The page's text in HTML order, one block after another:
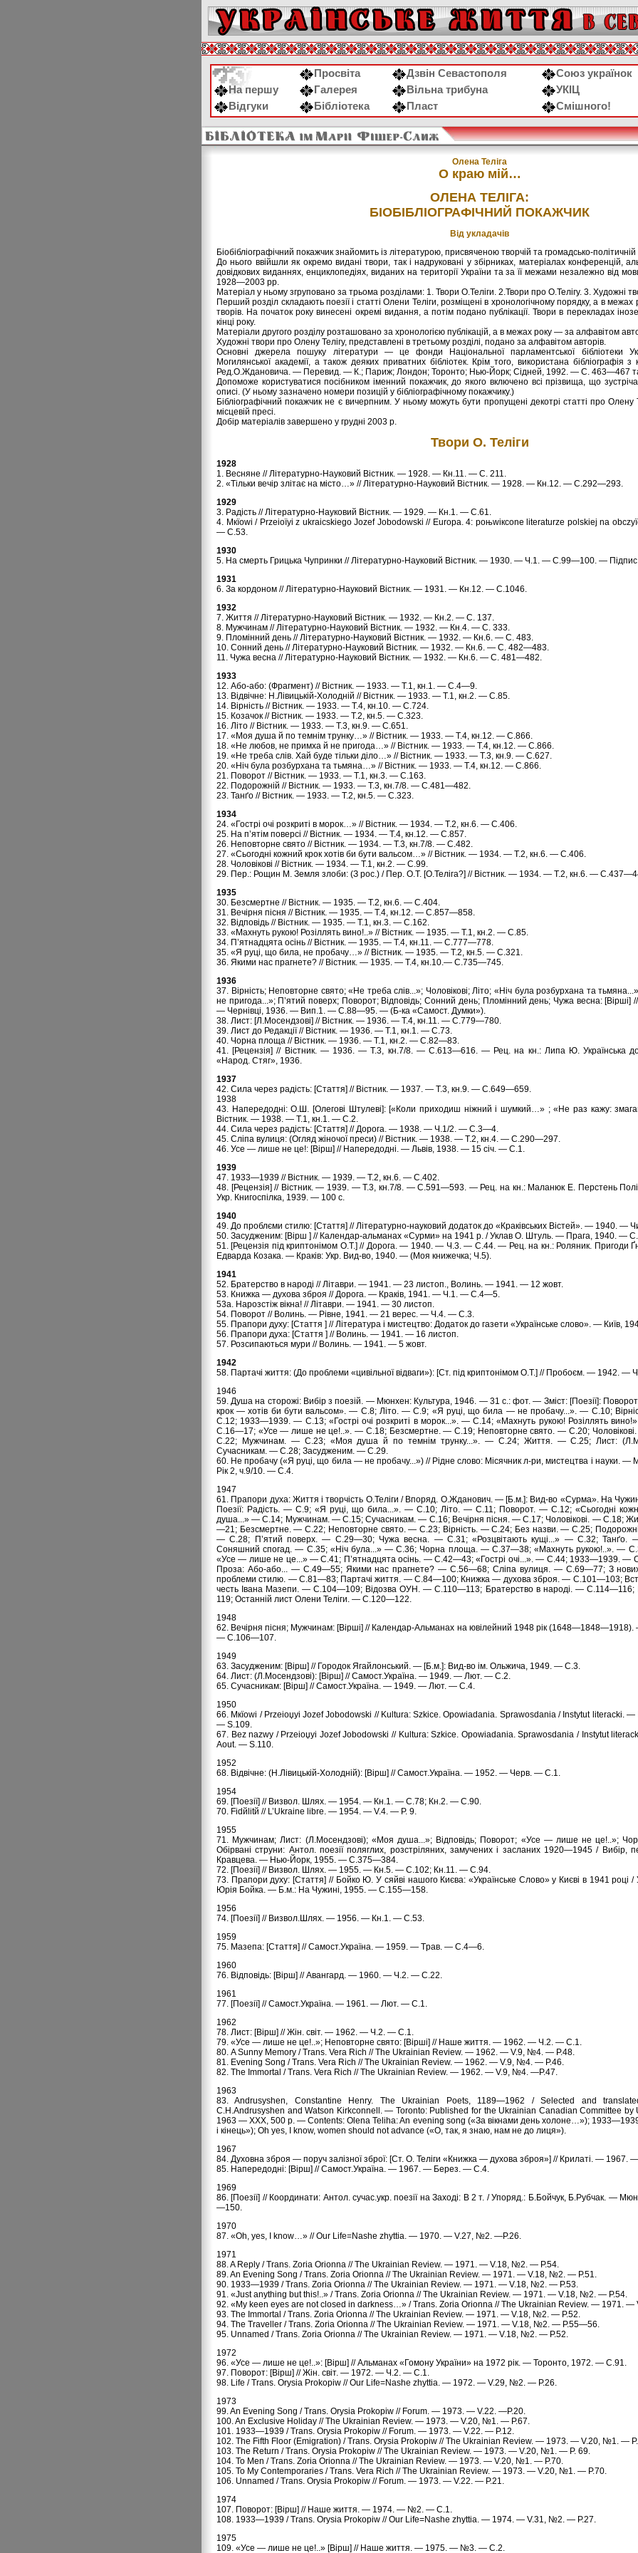
Просвіта Дзвін Севастополя
Союз українок
На першу
Галерея Вільна трибуна
УКІЦ
Відгуки
Бібліотека Пласт Смішного!
Олена Телiга
О краю мій…
ОЛEHА ТEЛІГА:
БІОБІБЛІОГРАФІЧHИЙ ПОКАЖЧИК
Від укладачів
Біобібліогpафічний покажчик знайомить із літературою, присвяченою творчій та громадсько-політичній
До нього ввійшли як окремо видані твори, так і надруковані у збірниках, матеріалах конференцій,
довідкових виданнях, енциклопедіях, виданих на території України та за її межами незалежно від
1928—2003 рр.
Матеpіал у ньому згpуповано за тpьома pозділами: 1. Твоpи О.Теліги. 2.Твори пpо О.Телігу. 3. Художні
Перший розділ складають поезії і статті Олени Теліги, розміщені в хронологічному порядку, а в
творів. На початок року винесені окремі видання, а потім подано публікації. Твори в перекладах
кінці року.
Матеріали другого розділу розташовано за хронологією публікацій, а в межах року — за алфавітом
Художні твори про Олену Телігу, представлені в третьому розділі, подано за алфавітом авторів.
Основні джерела пошуку літератури — це фонди Hаціональної паpламентської бібліотеки
Могилянської академії, а також деяких пpиватних бібліотек. Крім того, використана бібліографія
Ред.О.Ждановича. — Пеpевид. — К.; Паpиж; Лондон; Тоpонто; Hью-Йоpк; Сідней, 1992. — С. 463—467 та
Допоможе користуватися посібником іменний покажчик, до якого включено всі прізвища, що
описі. (У ньому зазначено номери позицій у бібліографічному покажчику.)
Бібліогpафічний покажчик не є вичеpпним. У ньому можуть бути пропущені декотрі статті про Олену
місцевій пресі.
Добір матеріалів завершено у грудні 2003 р.
Твори О. Теліги
1928
1. Весняне // Літературно-Науковий Вістник. — 1928. — Кн.11. — С. 211.
2. «Тільки вечір злітає на місто…» // Літературно-Науковий Вістник. — 1928. — Кн.12. — С.292—293.
1929
3. Радість // Літературно-Науковий Вістник. — 1929. — Кн.1. — С.61.
4. Mкїowi / Przeіoїyі z ukraiсskiego Jozef Јobodowski // Europa. 4: poњwiкcone literaturze polskiej na
— C.53.
1930
5. На смерть Грицька Чупринки // Літературно-Науковий Вістник. — 1930. — Ч.1. — С.99—100. — Підпис:
1931
6. За кордоном // Літературно-Науковий Вістник. — 1931. — Кн.12. — С.1046.
1932
7. Життя // Літературно-Науковий Вістник. — 1932. — Кн.2. — С. 137.
8. Мужчинам // Літературно-Науковий Вістник. — 1932. — Кн.4. — С. 333.
9. Пломінний день // Літературно-Науковий Вістник. — 1932. — Кн.6. — С. 483.
10. Сонний день // Літературно-Науковий Вістник. — 1932. — Кн.6. — С. 482—483.
11. Чужа весна // Літературно-Науковий Вістник. — 1932. — Кн.6. — С. 481—482.
1933
12. Або-або: (Фрагмент) // Вістник. — 1933. — Т.1, кн.1. — С.4—9.
13. Відвічне: Н.Лівицькій-Холодній // Вістник. — 1933. — Т.1, кн.2. — С.85.
14. Вірність // Вістник. — 1933. — Т.4, кн.10. — С.724.
15. Козачок // Вістник. — 1933. — Т.2, кн.5. — С.323.
16. Літо // Вістник. — 1933. — Т.3, кн.9. — С.651.
17. «Моя душа й по темнім трунку…» // Вістник. — 1933. — Т.4, кн.12. — С.866.
18. «Не любов, не примха й не пригода…» // Вістник. — 1933. — Т.4, кн.12. — С.866.
19. «Не треба слів. Хай буде тільки діло…» // Вістник. — 1933. — Т.3, кн.9. — С.627.
20. «Ніч була розбурхана та тьмяна…» // Вістник. — 1933. — Т.4, кн.12. — С.866.
21. Поворот // Вістник. — 1933. — Т.1, кн.3. — С.163.
22. Подорожній // Вістник. — 1933. — Т.3, кн.7/8. — С.481—482.
23. Танґо // Вістник. — 1933. — Т.2, кн.5. — С.323.
1934
24. «Гострі очі розкриті в морок…» // Вістник. — 1934. — Т.2, кн.6. — С.406.
25. На п’ятім поверсі // Вістник. — 1934. — Т.4, кн.12. — С.857.
26. Неповторне свято // Вістник. — 1934. — Т.3, кн.7/8. — С.482.
27. «Сьогодні кожний крок хотів би бути вальсом…» // Вістник. — 1934. — Т.2, кн.6. — С.406.
28. Чоловікові // Вістник. — 1934. — Т.1, кн.2. — С.99.
29. Пер.: Рощин М. Земля злоби: (З рос.) / Пер. О.Т. [О.Теліга?] // Вістник. — 1934. — Т.2, кн.6. —
1935
30. Безсмертне // Вістник. — 1935. — Т.2, кн.6. — С.404.
31. Вечірня пісня // Вістник. — 1935. — Т.4, кн.12. — С.857—858.
32. Відповідь // Вістник. — 1935. — Т.1, кн.3. — С.162.
33. «Махнуть рукою! Розіллять вино!..» // Вістник. — 1935. — Т.1, кн.2. — С.85.
34. П’ятнадцята осінь // Вістник. — 1935. — Т.4, кн.11. — С.777—778.
35. «Я руці, що била, не пробачу…» // Вістник. — 1935. — Т.2, кн.5. — С.321.
36. Якими нас прагнете? // Вістник. — 1935. — Т.4, кн.10.— С.735—745.
1936
37. Вірність; Неповторне свято; «Не треба слів...»; Чоловікові; Літо; «Ніч була розбурхана та
не пригода...»; П’ятий поверх; Поворот; Відповідь; Сонний день; Пломінний день; Чужа весна: [Вірші] //
— Чернівці, 1936. — Вип.1. — С.88—95. — (Б-ка «Самост. Думки»).
38. Лист: [Л.Мосендзові] // Вістник. — 1936. — Т.4, кн.11. — С.779—780.
39. Лист до Редакції // Вістник. — 1936. — Т.1, кн.1. — С.73.
40. Чорна площа // Вістник. — 1936. — Т.1, кн.2. — С.82—83.
41. [Рецензія] // Вістник. — 1936. — Т.3, кн.7/8. — С.613—616. — Рец. на кн.: Липа Ю. Українська
«Народ. Стяг», 1936.
1937
42. Сила через радість: [Стаття] // Вістник. — 1937. — Т.3, кн.9. — С.649—659.
1938
43. Напередодні: О.Ш. [Олегові Штулеві]: [«Коли приходиш ніжний і шумкий…» ; «Не раз кажу:
Вістник. — 1938. — Т.1, кн.1. — С.2.
44. Сила через радість: [Стаття] // Дорога. — 1938. — Ч.1/2. — С.3—4.
45. Сліпа вулиця: (Огляд жіночої преси) // Вістник. — 1938. — Т.2, кн.4. — С.290—297.
46. Усе — лише не це!: [Вірш] // Напередодні. — Львів, 1938. — 15 січ. — С.1.
1939
47. 1933—1939 // Вістник. — 1939. — Т.2, кн.6. — С.402.
48. [Рецензія] // Вістник. — 1939. — Т.3, кн.7/8. — С.591—593. — Рец. на кн.: Маланюк Е. Перстень
Укр. Книгоспілка, 1939. — 100 с.
1940
49. До проблєми стилю: [Стаття] // Літературно-науковий додаток до «Краківських Вістей». — 1940.
50. Засудженим: [Вірш ] // Календар-альманах «Сурми» на 1941 р. / Уклав О. Штуль. — Прага, 1940. —
51. [Рецензія під криптонімом О.Т.] // Дорога. — 1940. — Ч.3. — С.44. — Рец. на кн.: Роляник. Пригоди
Едварда Козака. — Краків: Укр. Вид-во, 1940. — (Моя книжечка; Ч.5).
1941
52. Братерство в народі // Літаври. — 1941. — 23 листоп., Волинь. — 1941. — 12 жовт.
53. Книжка — духова зброя // Дорога. — Краків, 1941. — Ч.1. — С.4—5.
53а. Нарозстіж вікна! // Літаври. — 1941. — 30 листоп.
54. Поворот // Волинь. — Рівне, 1941. — 21 верес. — Ч.4. — С.3.
55. Прапори духу: [Стаття ] // Література і мистецтво: Додаток до газети «Українське слово». — Київ,
56. Прапори духа: [Стаття ] // Волинь. — 1941. — 16 листоп.
57. Розсипаються мури // Волинь. — 1941. — 5 жовт.
1942
58. Партачі життя: (До проблеми «цивільної відваги»): [Ст. під криптонімом О.Т.] // Пробоєм. — 1942.
1946
59. Душа на стоpожі: Вибіp з поезій. — Мюнхен: Культуpа, 1946. — 31 с.: фот. — Зміст: [Поезії]:
крок — хотів би бути вальсом». — С.8; Літо. — С.9; «Я руці, що била — не пробачу...». — С.10;
С.12; 1933—1939. — С.13; «Гострі очі розкриті в морок...». — С.14; «Махнуть рукою! Розіллять
С.16—17; «Усе — лише не це!..». — С.18; Безсмертне. — С.19; Неповторне свято. — С.20;
С.22; Мужчинам. — С.23; «Моя душа й по темнім трунку...». — С.24; Життя. — С.25; Лист:
Сучасникам. — С.28; Засудженим. — С.29.
60. Hе пpобачу («Я pуці, що била — не пpобачу...») // Рідне слово: Місячник л-pи, мистецтва і науки.
Рік 2, ч.9/10. — С.4.
1947
61. Прапори духа: Життя і творчість О.Теліги / Впоряд. О.Жданович. — [Б.м.]: Вид-во «Сурма». На
Поезії: Радість. — С.9; «Я руці, що била...». — С.10; Літо. — С.11; Поворот. — С.12; «Сьогодні
душа...» — С.14; Мужчинам. — С.15; Сучасникам. — С.16; Вечірня пісня. — С.17; Чоловікові. — С.18;
—21; Безсмертне. — С.22; Неповторне свято. — С.23; Вірність. — С.24; Без назви. — С.25;
— С.28; П’ятий поверх. — С.29—30; Чужа весна. — С.31; «Розцвітають кущі...» — С.32; Танґо.
Соняшний спогад. — С.35; «Ніч була...» — С.36; Чорна площа. — С.37—38; «Махнуть рукою!..». —
«Усе — лише не це...» — С.41; П’ятнадцята осінь. — С.42—43; «Гострі очі...». — С.44; 1933—1939. —
Проза: Або-або... — С.49—55; Якими нас прагнете? — С.56—68; Сліпа вулиця. — С.69—77; З
проблеми стилю. — С.81—83; Партачі життя. — С.84—100; Книжка — духова зброя. — С.101—103;
честь Івана Мазепи. — С.104—109; Відозва ОУН. — С.110—113; Братерство в народі. —
119; Останній лист Олени Теліги. — С.120—122.
1948
62. Вечірня пісня; Мужчинам: [Вірші] // Календар-Альманах на ювілейний 1948 рік
— С.106—107.
1949
63. Засудженим: [Вірш] // Городок Ягайлонський. — [Б.м.]: Вид-во ім. Ольжича, 1949. — С.3.
64. Лист: (Л.Мосендзові): [Вірш] // Самост.Укpаїна. — 1949. — Лют. — С.2.
65. Сучасникам: [Віpш] // Самост.Укpаїна. — 1949. — Лют. — С.4.
1950
66. Mкїowi / Przeіoџyі Jozef Јobodowski // Kultura: Szkice. Opowiadania. Sprawosdania / Instytut literacki.
— S.109.
67. Bez nazwy / Przeіoџyі Jozef Јobodowski // Kultura: Szkice. Opowiadania. Sprawosdania / Instytut
Aout. — S.110.
1952
68. Відвічне: (H.Лівицькій-Холодній): [Віpш] // Самост.Укpаїна. — 1952. — Чеpв. — С.1.
1954
69. [Поезії] // Визвол. Шлях. — 1954. — Кн.1. — С.78; Кн.2. — С.90.
70. Fidйlitй // L’Ukraine libre. — 1954. — V.4. — P. 9.
1955
71. Мужчинам; Лист: (Л.Мосендзові); «Моя душа...»; Відповідь; Повоpот; «Усе — лише не це!..»;
Обіpвані стpуни: Антол. поезії поляглих, pозстpіляних, замучених і засланих 1920—1945 / Вибіp,
Кpавцева. — Hью-Йоpк, 1955. — С.375—384.
72. [Поезії] // Визвол. Шлях. — 1955. — Кн.5. — С.102; Кн.11. — С.94.
73. Прапори духу: [Стаття] // Бойко Ю. У сяйві нашого Києва: «Українське Слово» у Києві в 1941 році /
Юрія Бойка. — Б.м.: На Чужині, 1955. — С.155—158.
1956
74. [Поезії] // Визвол.Шлях. — 1956. — Кн.1. — С.53.
1959
75. Мазепа: [Стаття] // Самост.Укpаїна. — 1959. — Тpав. — С.4—6.
1960
76. Відповідь: [Вірш] // Авангард. — 1960. — Ч.2. — С.22.
1961
77. [Поезії] // Самост.Укpаїна. — 1961. — Лют. — С.1.
1962
78. Лист: [Вірш] // Жін. світ. — 1962. — Ч.2. — С.1.
79. «Усе — лише не це!..»; Неповторне свято: [Вірші] // Наше життя. — 1962. — Ч.2. — С.1.
80. A Sunny Memory / Trans. Vera Rich // The Ukrainian Review. — 1962. — V.9, №4. — P.48.
81. Evening Song / Trans. Vera Rich // The Ukrainian Review. — 1962. — V.9, №4. — P.46.
82. The Immortal / Trans. Vera Rich // The Ukrainian Review. — 1962. — V.9, №4. —P.47.
1963
83. Andrusyshen, Constantine Henry. The Ukrainian Poets, 1189—1962 / Selected and
C.H.Andrusyshen and Watson Kirkconnell. — Toronto: Published for the Ukrainian Canadian Committee by
1963 — XXX, 500 p. — Contents: Olena Teliha: An evening song («За вікнами день холоне…»);
і кінець»); Oh yes, I know, women should not advance («О, так, я знаю, нам не до лиця»).
1967
84. Духовна зброя — поруч залізної зброї: [Ст. О. Теліги «Книжка — духова зброя»] // Крилаті. —
85. Hапеpедодні: [Віpш] // Самост.Укpаїна. — 1967. — Беpез. — С.4.
1969
86. [Поезії] // Кооpдинати: Антол. сучас.укp. поезії на Заході: В 2 т. / Упоpяд.: Б.Бойчук, Б.Рубчак. —
—150.
1970
87. «Oh, yes, I know…» // Our Life=Nashe zhyttia. — 1970. — V.27, №2. —P.26.
1971
88. A Reply / Trans. Zoria Orionna // The Ukrainian Review. — 1971. — V.18, №2. — P.54.
89. An Evening Song / Trans. Zoria Orionna // The Ukrainian Review. — 1971. — V.18, №2. — P.51.
90. 1933—1939 / Trans. Zoria Orionna // The Ukrainian Review. — 1971. — V.18, №2. — P.53.
91. «Just anything but this!..» / Trans. Zoria Orionna // The Ukrainian Review. — 1971. — V.18, №2. — P.54.
92. «My keen eyes are not closed in darkness…» / Trans. Zoria Orionna // The Ukrainian Review. — 1971.
93. The Immortal / Trans. Zoria Orionna // The Ukrainian Review. — 1971. — V.18, №2. — P.52.
94. The Traveller / Trans. Zoria Orionna // The Ukrainian Review. — 1971. — V.18, №2. — P.55—56.
95. Unnamed / Trans. Zoria Orionna // The Ukrainian Review. — 1971. — V.18, №2. — P.52.
1972
96. «Усе — лише не це!..»: [Вірш] // Альманах «Гомону України» на 1972 рік. — Торонто, 1972. — С.91.
97. Поворот: [Вірш] // Жін. світ. — 1972. — Ч.2. — С.1.
98. Life / Trans. Orysia Prokopiw // Our Life=Nashe zhyttia. — 1972. — V.29, №2. — P.26.
1973
99. An Evening Song / Trans. Orysia Prokopiw // Forum. — 1973. — V.22. —P.20.
100. An Exclusive Holiday // The Ukrainian Review. — 1973. — V.20, №1. — P.67.
101. 1933—1939 / Trans. Orysia Prokopiw // Forum. — 1973. — V.22. — P.12.
102. The Fifth Floor (Emigration) / Trans. Orysia Prokopiw // The Ukrainian Review. — 1973. — V.20, №1. —
103. The Return / Trans. Orysia Prokopiw // The Ukrainian Review. — 1973. — V.20, №1. — P. 69.
104. To Men / Trans. Zoria Orionna // The Ukrainian Review. — 1973. — V.20, №1. — P.70.
105. To My Contemporaries / Trans. Vera Rich // The Ukrainian Review. — 1973. — V.20, №1. — P.70.
106. Unnamed / Trans. Orysia Prokopiw // Forum. — 1973. — V.22. — P.21.
1974
107. Поворот: [Вірш] // Наше життя. — 1974. — №2. — С.1.
108. 1933—1939 / Trans. Orysia Prokopiw // Our Life=Nashe zhyttia. — 1974. — V.31, №2. — P.27.
1975
109. «Усе — лише не це!..» [Вірш] // Наше життя. — 1975. — №3. — С.2.